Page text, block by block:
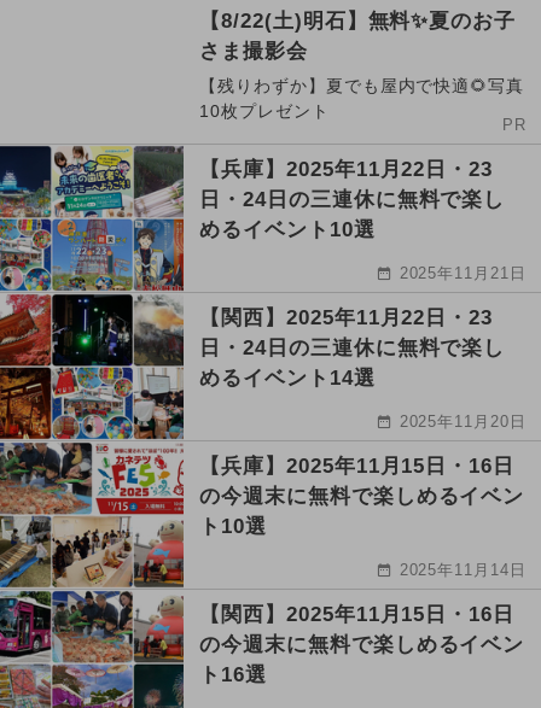
【8/22(土)明石】無料✨夏のお子
さま撮影会
【残りわずか】夏でも屋内で快適🌻写真
10枚プレゼント
PR
【兵庫】2025年11月22日・23
日・24日の三連休に無料で楽し
めるイベント10選
2025年11月21日
【関西】2025年11月22日・23
日・24日の三連休に無料で楽し
めるイベント14選
2025年11月20日
【兵庫】2025年11月15日・16日
の今週末に無料で楽しめるイベン
ト10選
2025年11月14日
【関西】2025年11月15日・16日
の今週末に無料で楽しめるイベン
ト16選